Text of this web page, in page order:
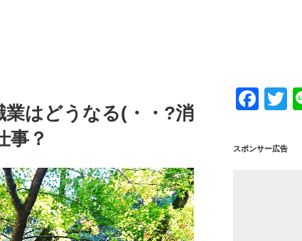
はどうなる(・・?消
事？
F
c
T
tt
スポンサー広告